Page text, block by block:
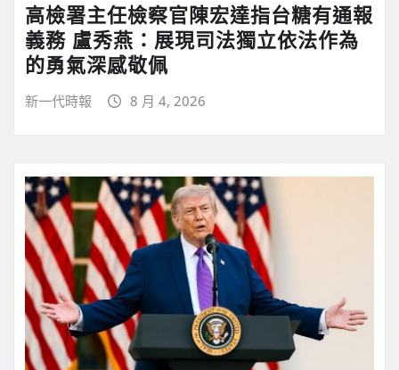
高檢署主任檢察官陳宏達指台糖有通報
義務 盧秀燕：展現司法獨立依法作為
的勇氣深感敬佩
新一代時報 8 月 4, 2026